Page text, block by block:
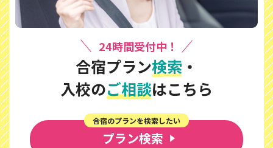
24時間受付中！
合宿プラン検索 ・
入校のご相談はこちら
プラン検索
合宿のプランを検索したい